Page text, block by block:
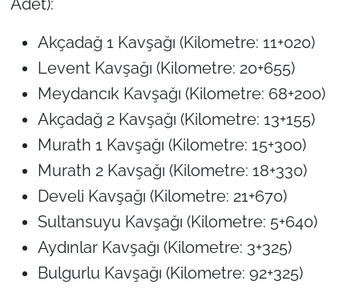
Adet):
Akçadağ 1 Kavşağı (Kilometre: 11+020)
Levent Kavşağı (Kilometre: 20+655)
Meydancık Kavşağı (Kilometre: 68+200)
Akçadağ 2 Kavşağı (Kilometre: 13+155)
Murath 1 Kavşağı (Kilometre: 15+300)
Murath 2 Kavşağı (Kilometre: 18+330)
Develi Kavşağı (Kilometre: 21+670)
Sultansuyu Kavşağı (Kilometre: 5+640)
Aydınlar Kavşağı (Kilometre: 3+325)
Bulgurlu Kavşağı (Kilometre: 92+325)